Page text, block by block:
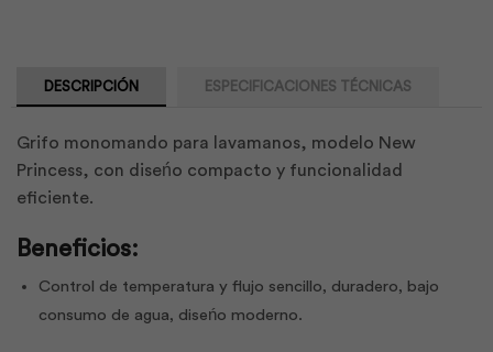
DESCRIPCIÓN ESPECIFICACIONES TÉCNICAS
Grifo monomando para lavamanos, modelo New
Princess, con diseńo compacto y funcionalidad
eficiente.
Beneficios:
Control de temperatura y flujo sencillo, duradero, bajo
consumo de agua, diseńo moderno.